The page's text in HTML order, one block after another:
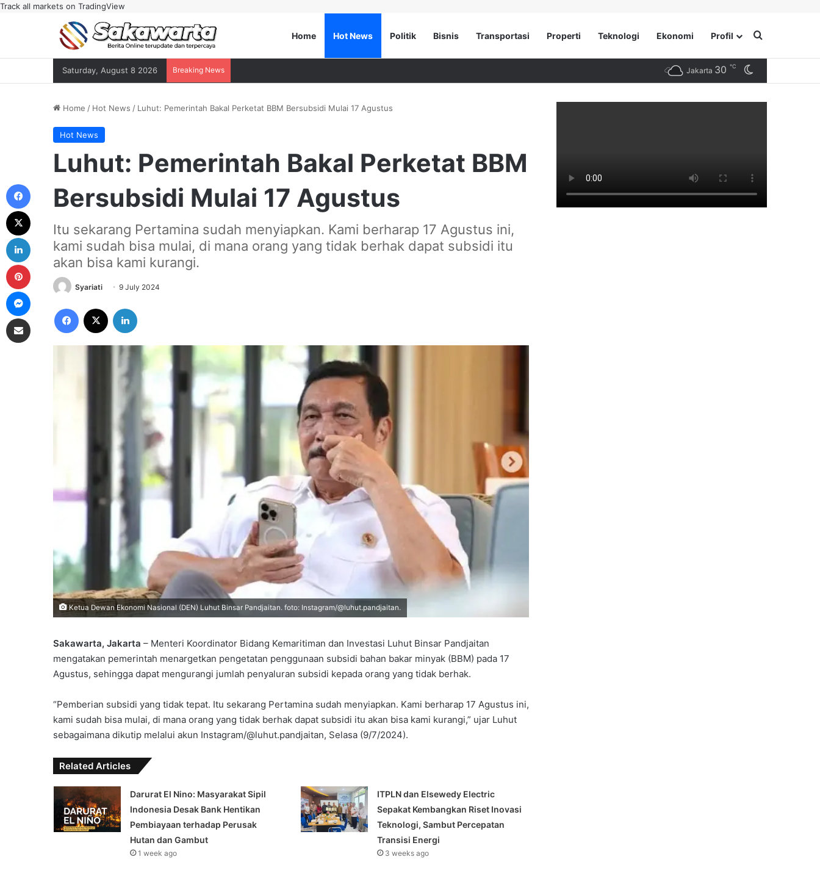
Track all markets on TradingView
Home Hot News Politik Bisnis Transportasi Properti Teknologi Ekonomi Profil Search for
Saturday, August 8 2026 Breaking News Jakarta 30 ℃
Home / Hot News / Luhut: Pemerintah Bakal Perketat BBM Bersubsidi Mulai 17 Agustus
Hot News
Luhut: Pemerintah Bakal Perketat BBM
Bersubsidi Mulai 17 Agustus
Itu sekarang Pertamina sudah menyiapkan. Kami berharap 17 Agustus ini,
kami sudah bisa mulai, di mana orang yang tidak berhak dapat subsidi itu
akan bisa kami kurangi.
Syariati 9 July 2024
Facebook
Ketua Dewan Ekonomi Nasional (DEN) Luhut Binsar Pandjaitan. foto: Instagram/@luhut.pandjaitan.
Sakawarta, Jakarta – Menteri Koordinator Bidang Kemaritiman dan Investasi Luhut Binsar Pandjaitan
mengatakan pemerintah menargetkan pengetatan penggunaan subsidi bahan bakar minyak (BBM) pada 17
Agustus, sehingga dapat mengurangi jumlah penyaluran subsidi kepada orang yang tidak berhak.
“Pemberian subsidi yang tidak tepat. Itu sekarang Pertamina sudah menyiapkan. Kami berharap 17 Agustus ini,
kami sudah bisa mulai, di mana orang yang tidak berhak dapat subsidi itu akan bisa kami kurangi,” ujar Luhut
sebagaimana dikutip melalui akun Instagram/@luhut.pandjaitan, Selasa (9/7/2024).
Related Articles
Darurat El Nino: Masyarakat Sipil
Indonesia Desak Bank Hentikan
Pembiayaan terhadap Perusak
Hutan dan Gambut
1 week ago
ITPLN dan Elsewedy Electric
Sepakat Kembangkan Riset Inovasi
Teknologi, Sambut Percepatan
Transisi Energi
3 weeks ago
LinkedIn
Pinterest
Messenger